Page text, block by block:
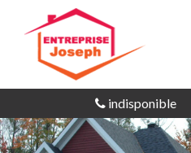
indisponible